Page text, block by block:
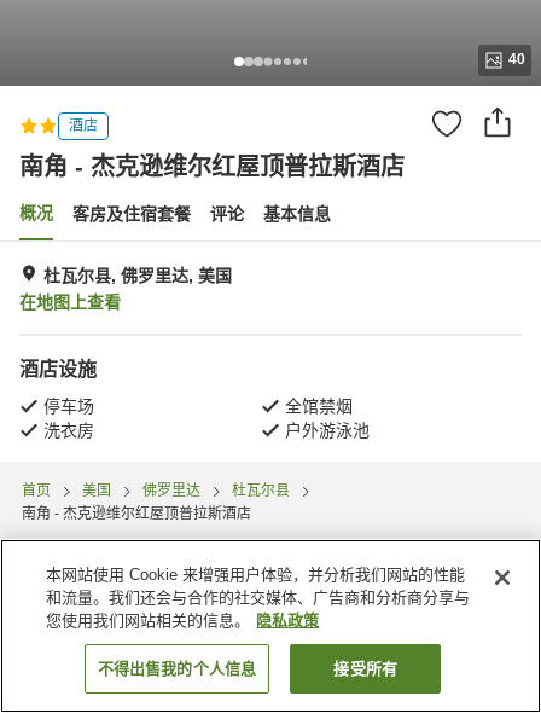
40
酒店
南角 - 杰克逊维尔红屋顶普拉斯酒店
概况 客房及住宿套餐 评论 基本信息
杜瓦尔县, 佛罗里达, 美国
在地图上查看
酒店设施
停车场
全馆禁烟
洗衣房
户外游泳池
首页 美国 佛罗里达
杜瓦尔县
南角 - 杰克逊维尔红屋顶普拉斯酒店
搜索客房
本网站使用 Cookie 来增强用户体验，并分析我们网站的性能
和流量。我们还会与合作的社交媒体、广告商和分析商分享与
您使用我们网站相关的信息。
隐私政策
不得出售我的个人信息 接受所有